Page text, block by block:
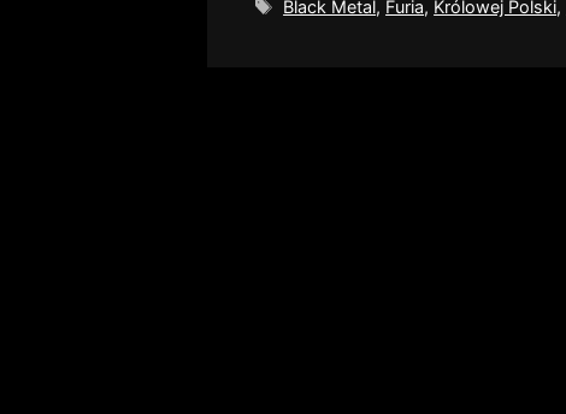
Schlagwörter
Black Metal, Furia, Królowej Polski,